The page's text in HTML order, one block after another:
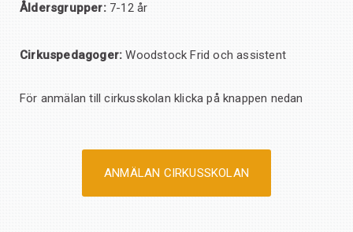
Åldersgrupper:7-12 år
Cirkuspedagoger: Woodstock Frid och assistent
För anmälan till cirkusskolan klicka på knappen nedan
ANMÄLAN CIRKUSSKOLAN